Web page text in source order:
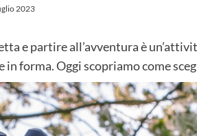
2023
e partire all’avventura è
in forma. Oggi scopriamo come